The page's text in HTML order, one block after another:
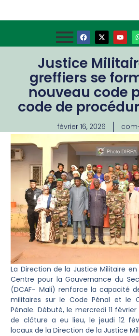
Justice
greffiers se
nouveau code
code de
février 16, 2026
La Direction de la Justice Militaire
Centre pour la Gouvernance du
(DCAF- Mali) renforce la capacité
militaires sur le Code Pénal et le
Pénale. Débuté, le mercredi 11
de clôture a eu lieu, le jeudi 12
locaux de la Direction de la Justice